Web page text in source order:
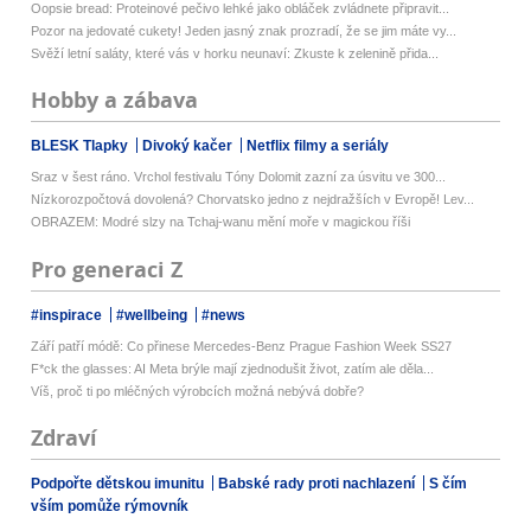
Oopsie bread: Proteinové pečivo lehké jako obláček zvládnete připravit...
Pozor na jedovaté cukety! Jeden jasný znak prozradí, že se jim máte vy...
Svěží letní saláty, které vás v horku neunaví: Zkuste k zelenině přida...
Hobby a zábava
BLESK Tlapky Divoký kačer Netflix filmy a seriály
Sraz v šest ráno. Vrchol festivalu Tóny Dolomit zazní za úsvitu ve 300...
Nízkorozpočtová dovolená? Chorvatsko jedno z nejdražších v Evropě! Lev...
OBRAZEM: Modré slzy na Tchaj-wanu mění moře v magickou říši
Pro generaci Z
#inspirace #wellbeing #news
Září patří módě: Co přinese Mercedes-Benz Prague Fashion Week SS27
F*ck the glasses: AI Meta brýle mají zjednodušit život, zatím ale děla...
Víš, proč ti po mléčných výrobcích možná nebývá dobře?
Zdraví
Podpořte dětskou imunitu Babské rady proti nachlazení
S čím
vším pomůže rýmovník